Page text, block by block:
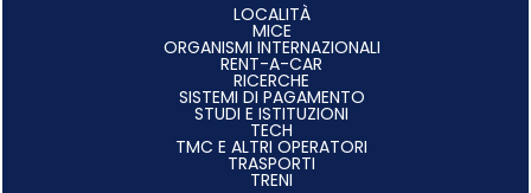
LOCALITÀ
MICE
ORGANISMI INTERNAZIONALI
RENT-A-CAR
RICERCHE
SISTEMI DI PAGAMENTO
STUDI E ISTITUZIONI
TECH
TMC E ALTRI OPERATORI
TRASPORTI
TRENI